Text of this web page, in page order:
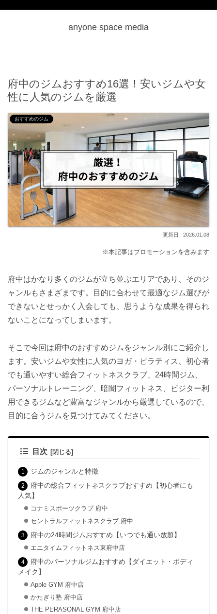
anyone space media
府中のジムおすすめ16選！安いジムや女
性に人気のジムを厳選
おすすめのジム
2026.01.08
※本記事はプロモーションを含みます
府中はかなり多くのジムが立ち並ぶエリアであり、そのジ
ャンルもさまざまです。目的に合わせて最適なジム選びが
できないとせっかく入会しても、思うような成果を得られ
ないことになってしまいます。
そこで今回は府中のおすすめジムをジャンル別にご紹介し
ます。安いジムや女性に人気のヨガ・ピラティス、初心者
でも通いやすい総合フィットネスクラブ、24時間ジム、
パーソナルトレーニング、暗闇フィットネス、ビジター利
用できるジムなど豊富なジャンルから厳選しているので、
目的に合うジムを見つけてみてください。
目次
ジムのジャンルと特徴
府中の総合フィットネスクラブおすすめ【初心者にも
人気】
コナミスポーツクラブ 府中
セントラルフィットネスクラブ 府中
府中の24時間ジムおすすめ【いつでも通い放題】
エニタイムフィットネス東府中店
府中のパーソナルジムおすすめ【ダイエット・ボディ
メイク】
Apple GYM 府中店
かたぎり塾 府中店
THE PERASONAL GYM 府中店